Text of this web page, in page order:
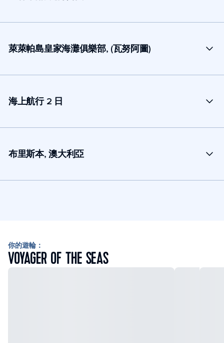
萊萊帕島皇家海灘俱樂部, (瓦努阿圖)
海上航行 2 日
布里斯本, 澳大利亞
你的遊輪：
VOYAGER OF THE SEAS